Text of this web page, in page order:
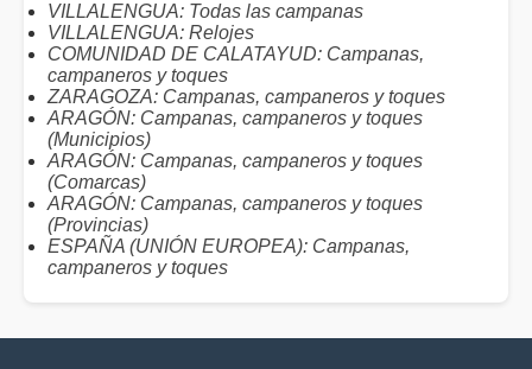
VILLALENGUA: Todas las campanas
VILLALENGUA: Relojes
COMUNIDAD DE CALATAYUD: Campanas,
campaneros y toques
ZARAGOZA: Campanas, campaneros y toques
ARAGÓN: Campanas, campaneros y toques
(Municipios)
ARAGÓN: Campanas, campaneros y toques
(Comarcas)
ARAGÓN: Campanas, campaneros y toques
(Provincias)
ESPAÑA (UNIÓN EUROPEA): Campanas,
campaneros y toques